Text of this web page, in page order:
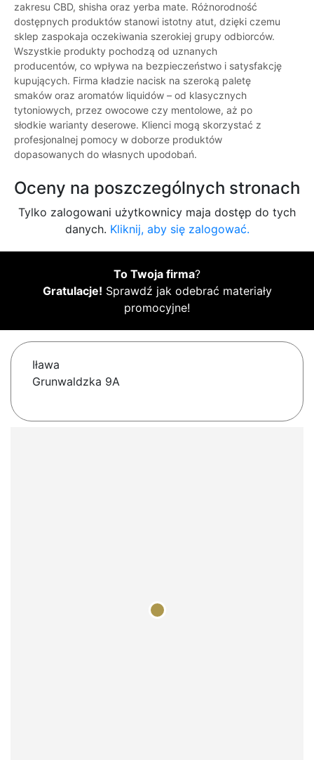
zakresu CBD, shisha oraz yerba mate. Różnorodność
dostępnych produktów stanowi istotny atut, dzięki czemu
sklep zaspokaja oczekiwania szerokiej grupy odbiorców.
Wszystkie produkty pochodzą od uznanych
producentów, co wpływa na bezpieczeństwo i satysfakcję
kupujących. Firma kładzie nacisk na szeroką paletę
smaków oraz aromatów liquidów – od klasycznych
tytoniowych, przez owocowe czy mentolowe, aż po
słodkie warianty deserowe. Klienci mogą skorzystać z
profesjonalnej pomocy w doborze produktów
dopasowanych do własnych upodobań.
Oceny na poszczególnych stronach
Tylko zalogowani użytkownicy maja dostęp do tych
danych. Kliknij, aby się zalogować.
To Twoja firma?
Gratulacje! Sprawdź jak odebrać materiały
promocyjne!
Iława
Grunwaldzka 9A